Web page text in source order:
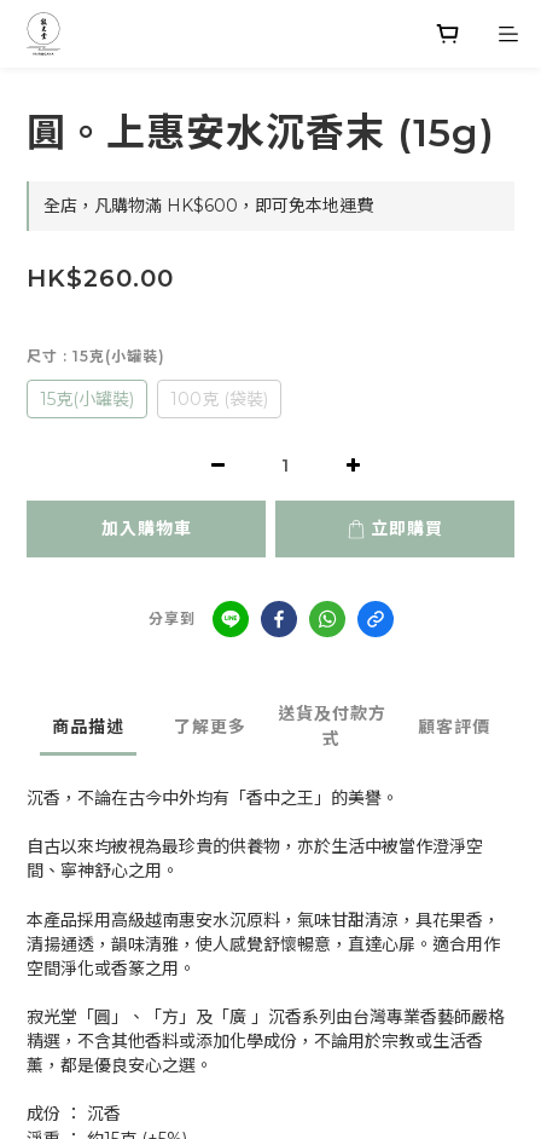
圓。上惠安水沉香末 (15g)
全店，凡購物滿 HK$600，即可免本地運費
HK$260.00
尺寸 : 15克(小罐裝)
15克(小罐裝) 100克 (袋裝)
加入購物車 立即購買
分享到
商品描述 了解更多
送貨及付款方
式
顧客評價
沉香，不論在古今中外均有「香中之王」的美譽。
自古以來均被視為最珍貴的供養物，亦於生活中被當作澄淨空
間、寧神舒心之用。
本產品採用高級越南惠安水沉原料，氣味甘甜清涼，具花果香，
清揚通透，韻味清雅，使人感覺舒懷暢意，直達心屝。適合用作
空間淨化或香篆之用。
寂光堂「圓」、「方」及「廣 」沉香系列由台灣專業香藝師嚴格
精選，不含其他香料或添加化學成份，不論用於宗教或生活香
薰，都是優良安心之選。
成份 ： 沉香